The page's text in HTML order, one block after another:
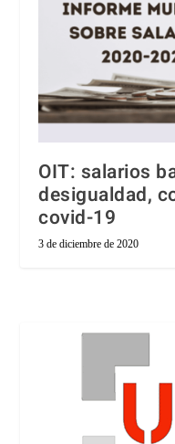
OIT: salarios
desigualdad,
covid-19
3 de diciembre de 2020